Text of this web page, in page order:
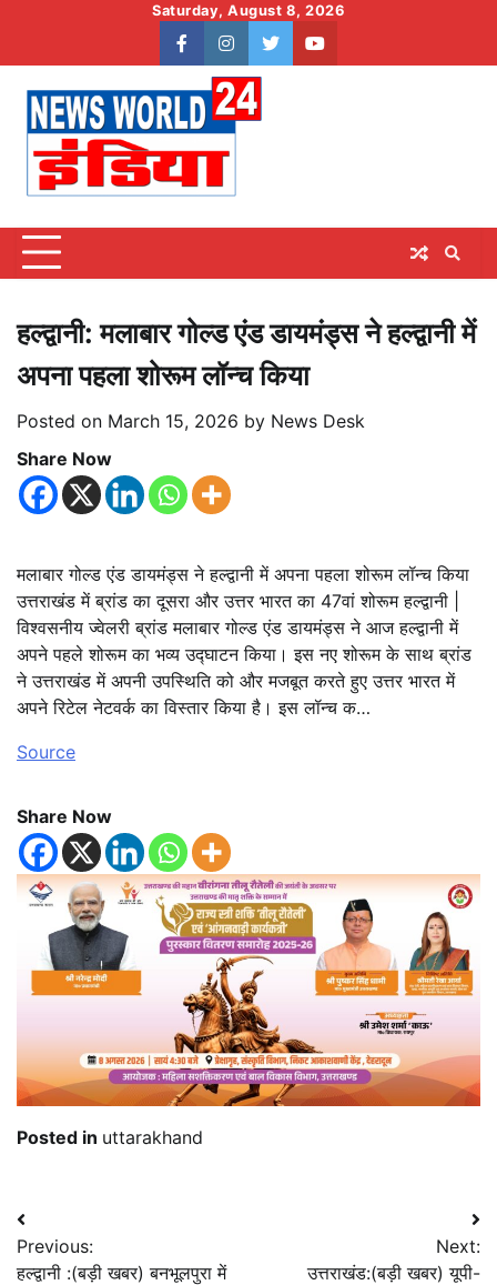
content
Saturday, August 8, 2026
facebookinstagram
twitteryoutube
हल्द्वानी: मलाबार गोल्ड एंड डायमंड्स ने हल्द्वानी में
अपना पहला शोरूम लॉन्च किया
Posted on March 15, 2026 by News Desk
Share Now
मलाबार गोल्ड एंड डायमंड्स ने हल्द्वानी में अपना पहला शोरूम लॉन्च किया
उत्तराखंड में ब्रांड का दूसरा और उत्तर भारत का 47वां शोरूम हल्द्वानी |
विश्वसनीय ज्वेलरी ब्रांड मलाबार गोल्ड एंड डायमंड्स ने आज हल्द्वानी में
अपने पहले शोरूम का भव्य उद्घाटन किया। इस नए शोरूम के साथ ब्रांड
ने उत्तराखंड में अपनी उपस्थिति को और मजबूत करते हुए उत्तर भारत में
अपने रिटेल नेटवर्क का विस्तार किया है। इस लॉन्च क…
Source
Share Now
Posted in uttarakhand
Post
navigation
Previous:
हल्द्वानी :(बड़ी खबर) बनभूलपुरा में
Next:
उत्तराखंड:(बड़ी खबर) यूपी-